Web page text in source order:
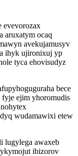
evevorozax
aruxatym ocaq
avekujamusyv
ihyk ujironixuj yp
tyca ehovisudyz
bece
fyje ejim yhoromudis
wudamawixi etew
lugylega awaxeb
ibizorov